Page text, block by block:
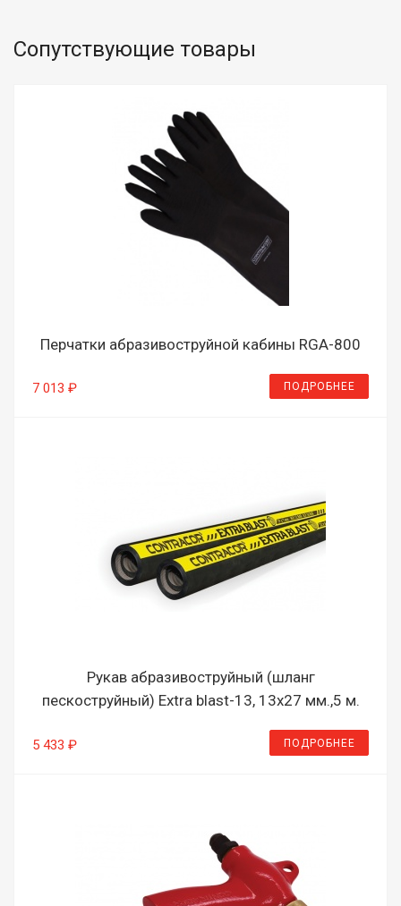
Сопутствующие товары
Перчатки абразивоструйной кабины RGA-800
7 013 ₽ ПОДРОБНЕЕ
Рукав абразивоструйный (шланг
пескоструйный) Extra blast-13, 13х27 мм.,5 м.
5 433 ₽ ПОДРОБНЕЕ